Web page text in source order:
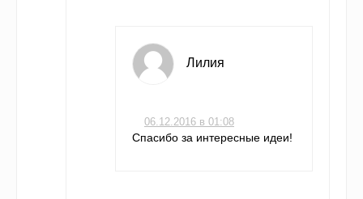
Лилия
06.12.2016 в 01:08
Спасибо за интересные идеи!